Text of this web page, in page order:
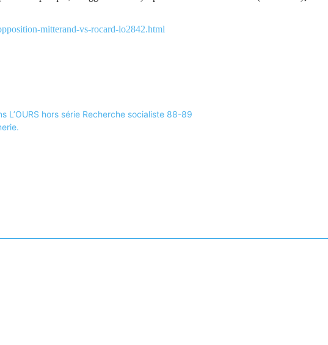
mitterand-vs-rocard-lo2842.html
L’OURS hors série Recherche socialiste 88-89